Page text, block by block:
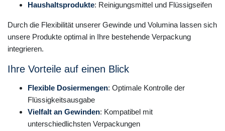
Haushaltsprodukte: Reinigungsmittel und Flüssigseifen
Durch die Flexibilität unserer Gewinde und Volumina lassen sich
unsere Produkte optimal in Ihre bestehende Verpackung
integrieren.
Ihre Vorteile auf einen Blick
Flexible Dosiermengen: Optimale Kontrolle der
Flüssigkeitsausgabe
Vielfalt an Gewinden: Kompatibel mit
unterschiedlichsten Verpackungen